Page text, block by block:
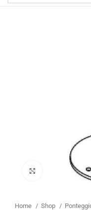
Clicca per
Home Shop